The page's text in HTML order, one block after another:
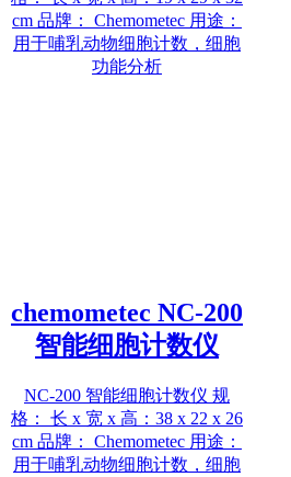
cm 品牌： Chemometec 用途：
用于哺乳动物细胞计数，细胞
功能分析
chemometec NC-200
智能细胞计数仪
NC-200 智能细胞计数仪 规
格： 长 x 宽 x 高：38 x 22 x 26
cm 品牌： Chemometec 用途：
用于哺乳动物细胞计数，细胞